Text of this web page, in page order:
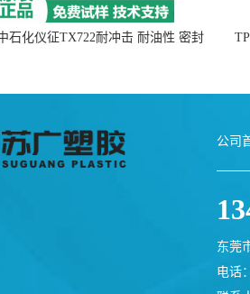
石化仪征TX722耐冲击 耐油性 密封
公司
东莞
电话